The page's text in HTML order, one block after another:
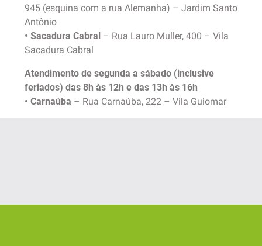
945 (esquina com a rua Alemanha) – Jardim Santo
Antônio
• Sacadura Cabral – Rua Lauro Muller, 400 – Vila
Sacadura Cabral
Atendimento de segunda a sábado (inclusive
feriados) das 8h às 12h e das 13h às 16h
• Carnaúba – Rua Carnaúba, 222 – Vila Guiomar